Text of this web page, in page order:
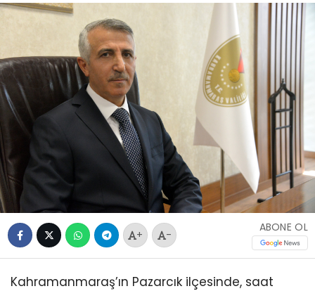
+ -
ABONE OL
Kahramanmaraş’ın Pazarcık ilçesinde, saat